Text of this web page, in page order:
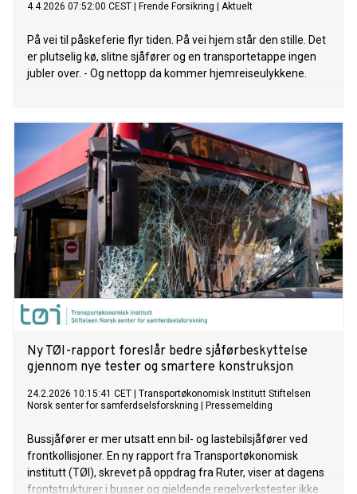
4.4.2026 07:52:00 CEST Frende Forsikring Aktuelt
På vei til påskeferie flyr tiden. På vei hjem står den stille. Det
er plutselig kø, slitne sjåfører og en transportetappe ingen
jubler over. - Og nettopp da kommer hjemreiseulykkene.
Ny TØI-rapport foreslår bedre sjåførbeskyttelse
gjennom nye tester og smartere konstruksjon
24.2.2026 10:15:41 CET
Transportøkonomisk Institutt Stiftelsen
Norsk senter for samferdselsforskning
Pressemelding
Bussjåfører er mer utsatt enn bil- og lastebilsjåfører ved
frontkollisjoner. En ny rapport fra Transportøkonomisk
institutt (TØI), skrevet på oppdrag fra Ruter, viser at dagens
frontstrukturer i busser og gjeldende regelverkstester ikke